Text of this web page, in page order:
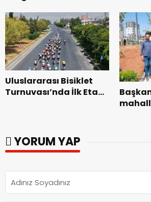
ziyaret.
Uluslararası Bisiklet
Turnuvası’nda İlk Etap
YORUM YAP